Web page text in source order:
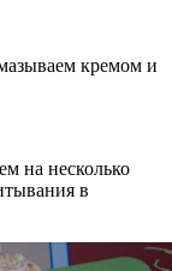
кремом и
на несколько
в